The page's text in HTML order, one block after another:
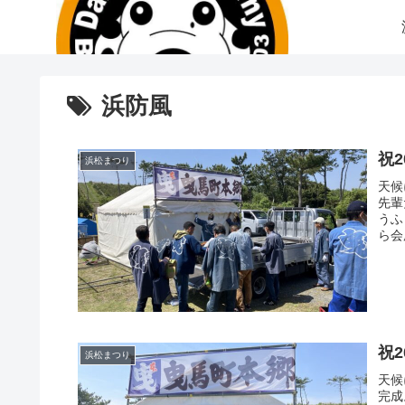
浜防風
浜松まつり 祝
天
先
う
ら
浜松まつり 祝
天
完